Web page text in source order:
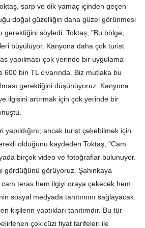
sarp ve dik yamaç içinden geçen
doğal güzelliğin daha güzel görünmesi
gerektiğini söyledi. Toktaş, "Bu bölge,
büyülüyor. Kanyona daha çok turist
yapılması çok yerinde bir uygulama
600 bin TL civarında. Biz mutlaka bu
gerektiğini düşünüyoruz. Kanyona
ilgisini artırmak için çok yerinde bir
ancak turist çekebilmek için
olduğunu kaydeden Toktaş, "Cam
birçok video ve fotoğraflar bulunuyor.
gördüğünü görüyoruz. Şahinkaya
teras hem ilgiyi oraya çekecek hem
sosyal medyada tanıtımını sağlayacak.
kişilerin yaptıkları tanıtımdır. Bu tür
çok cüzi fiyat tarifeleri ile